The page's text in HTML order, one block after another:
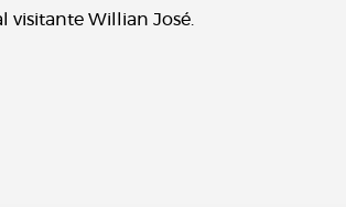
visitante Willian José.